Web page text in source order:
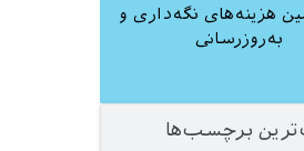
هزینه‌های نگه‌داری و
به‌روزرسانی
برچسب‌ها